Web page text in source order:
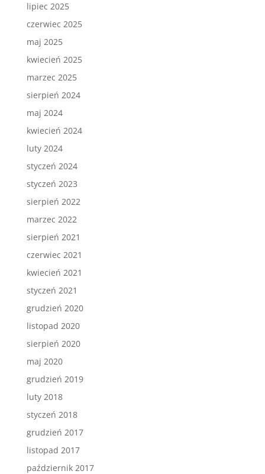
lipiec 2025
czerwiec 2025
maj 2025
kwiecień 2025
marzec 2025
sierpień 2024
maj 2024
kwiecień 2024
luty 2024
styczeń 2024
styczeń 2023
sierpień 2022
marzec 2022
sierpień 2021
czerwiec 2021
kwiecień 2021
styczeń 2021
grudzień 2020
listopad 2020
sierpień 2020
maj 2020
grudzień 2019
luty 2018
styczeń 2018
grudzień 2017
listopad 2017
październik 2017